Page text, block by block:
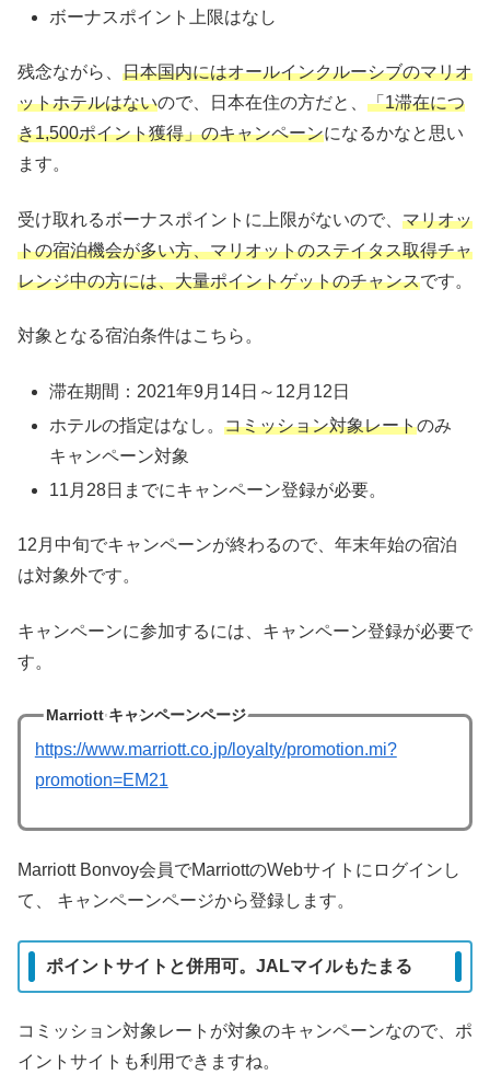
ボーナスポイント上限はなし
残念ながら、 日本国内にはオールインクルーシブのマリオ
ットホテルはないので、日本在住の方だと、 「1滞在につ
き1,500ポイント獲得」のキャンペーンになるかなと思い
ます。
受け取れるボーナスポイントに上限がないので、 マリオッ
トの宿泊機会が多い方、マリオットのステイタス取得チャ
レンジ中の方には、大量ポイントゲットのチャンスです。
対象となる宿泊条件はこちら。
滞在期間：2021年9月14日～12月12日
ホテルの指定はなし。コミッション対象レートのみ
キャンペーン対象
11月28日までにキャンペーン登録が必要。
12月中旬でキャンペーンが終わるので、年末年始の宿泊
は対象外です。
キャンペーンに参加するには、キャンペーン登録が必要で
す。
Marriott キャンペーンページ
https://www.marriott.co.jp/loyalty/promotion.mi?
promotion=EM21
Marriott Bonvoy会員でMarriottのWebサイトにログインし
て、 キャンペーンページから登録します。
ポイントサイトと併用可。JALマイルもたまる
コミッション対象レートが対象のキャンペーンなので、ポ
イントサイトも利用できますね。